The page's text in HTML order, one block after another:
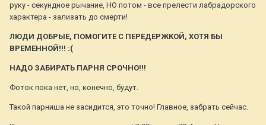
руку - секундное рычание, НО потом - все прелести лабрадорского
характера - зализать до смерти!
ЛЮДИ ДОБРЫЕ, ПОМОГИТЕ С ПЕРЕДЕРЖКОЙ, ХОТЯ БЫ
ВРЕМЕННОЙ!!! :(
НАДО ЗАБИРАТЬ ПАРНЯ СРОЧНО!!!
Фоток пока нет, но, конечно, будут.
Такой парниша не засидится, это точно! Главное, забрать сейчас.